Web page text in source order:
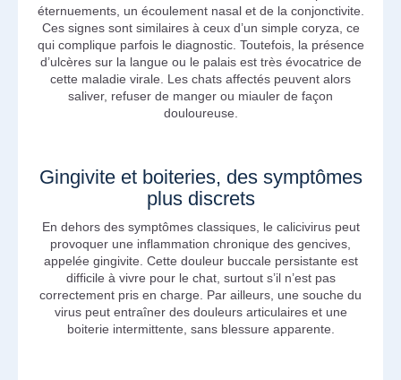
éternuements, un écoulement nasal et de la conjonctivite.
Ces signes sont similaires à ceux d’un simple coryza, ce
qui complique parfois le diagnostic. Toutefois, la présence
d’ulcères sur la langue ou le palais est très évocatrice de
cette maladie virale. Les chats affectés peuvent alors
saliver, refuser de manger ou miauler de façon
douloureuse.
Gingivite et boiteries, des symptômes
plus discrets
En dehors des symptômes classiques, le calicivirus peut
provoquer une inflammation chronique des gencives,
appelée gingivite. Cette douleur buccale persistante est
difficile à vivre pour le chat, surtout s’il n’est pas
correctement pris en charge. Par ailleurs, une souche du
virus peut entraîner des douleurs articulaires et une
boiterie intermittente, sans blessure apparente.